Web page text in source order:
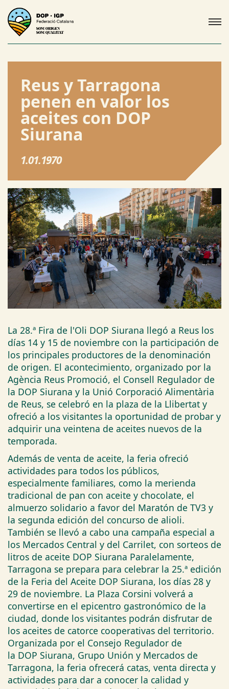
Reus y Tarragona
penen en valor los
aceites con DOP
Siurana
1.01.1970
La 28.ª Fira de l'Oli DOP Siurana llegó a Reus los
días 14 y 15 de noviembre con la participación de
los principales productores de la denominación
de origen. El acontecimiento, organizado por la
Agència Reus Promoció, el Consell Regulador de
la DOP Siurana y la Unió Corporació Alimentària
de Reus, se celebró en la plaza de la Llibertat y
ofreció a los visitantes la oportunidad de probar y
adquirir una veintena de aceites nuevos de la
temporada.
Además de venta de aceite, la feria ofreció
actividades para todos los públicos,
especialmente familiares, como la merienda
tradicional de pan con aceite y chocolate, el
almuerzo solidario a favor del Maratón de TV3 y
la segunda edición del concurso de alioli.
También se llevó a cabo una campaña especial a
los Mercados Central y del Carrilet, con sorteos de
litros de aceite DOP Siurana Paralelamente,
Tarragona se prepara para celebrar la 25.ª edición
de la Feria del Aceite DOP Siurana, los días 28 y
29 de noviembre. La Plaza Corsini volverá a
convertirse en el epicentro gastronómico de la
ciudad, donde los visitantes podrán disfrutar de
los aceites de catorce cooperativas del territorio.
Organizada por el Consejo Regulador de
la DOP Siurana, Grupo Unión y Mercados de
Tarragona, la feria ofrecerá catas, venta directa y
actividades para dar a conocer la calidad y